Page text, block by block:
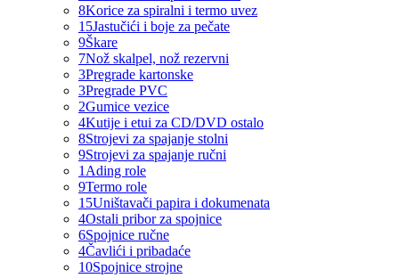
8Korice za spiralni i termo uvez
15Jastučići i boje za pečate
9Škare
7Nož skalpel, nož rezervni
3Pregrade kartonske
3Pregrade PVC
2Gumice vezice
4Kutije i etui za CD/DVD ostalo
8Strojevi za spajanje stolni
9Strojevi za spajanje ručni
1 Ading role
9Termo role
15Uništavači papira i dokumenata
4Ostali pribor za spojnice
6Spojnice ručne
4Čavlići i pribadaće
10Spojnice strojne